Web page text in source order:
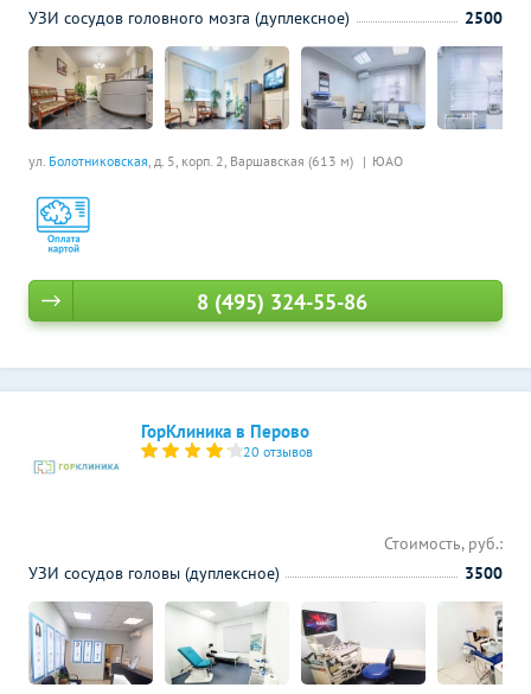
ул. Болотниковская, д. 5, корп. 2, Варшавская (613 м) ЮАО
УЗИ сосудов головного мозга (дуплексное)
2500
8 (495) 324-55-86
ГорКлиника в Перово
20 отзывов
Стоимость, руб.:
УЗИ сосудов головы (дуплексное)
3500